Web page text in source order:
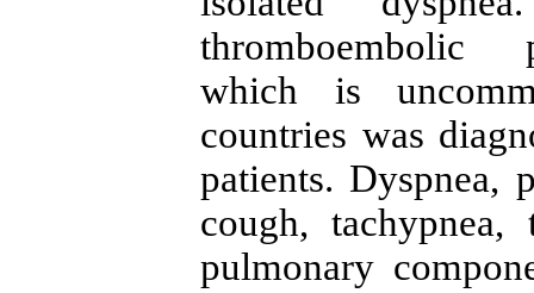
thromboembolic
which is
countries was
patients. Dyspnea,
cough, tachypnea,
pulmonary